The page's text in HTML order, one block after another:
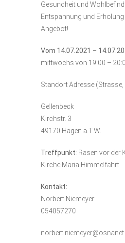
Gesundheit und
Entspannung und Erholung
Angebot!
Vom 14.07.2021 –
mittwochs von 19:00 –
Standort Adresse (Strasse,
Gellenbeck
Kirchstr. 3
49170 Hagen a.T.W.
Treffpunkt: Rasen vor der
Kirche Maria Himmelfahrt
Kontakt:
Norbert Niemeyer
054057270